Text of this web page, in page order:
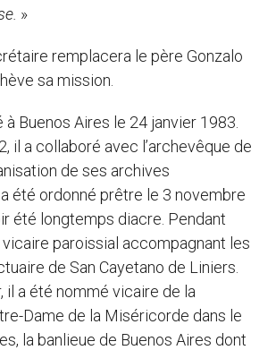
»
remplacera le père Gonzalo
sa mission.
Buenos Aires le 24 janvier 1983.
il a collaboré avec l’archevêque de
de ses archives
été ordonné prêtre le 3 novembre
été longtemps diacre. Pendant
paroissial accompagnant les
de San Cayetano de Liniers.
il a été nommé vicaire de la
Dame de la Miséricorde dans le
la banlieue de Buenos Aires dont